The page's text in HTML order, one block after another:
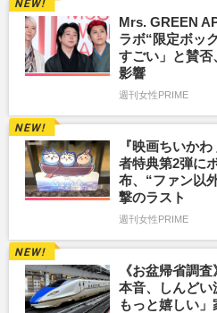
Mrs. GREEN
ラボ“限定ボッ
すごい」と賛
影響
週刊女性PRIME
『映画ちいか
者特典第2弾に
布、“ファン以
撃のラスト
週刊女性PRIME
《お盆帰省調
本音、しんどい
もっと嬉しい